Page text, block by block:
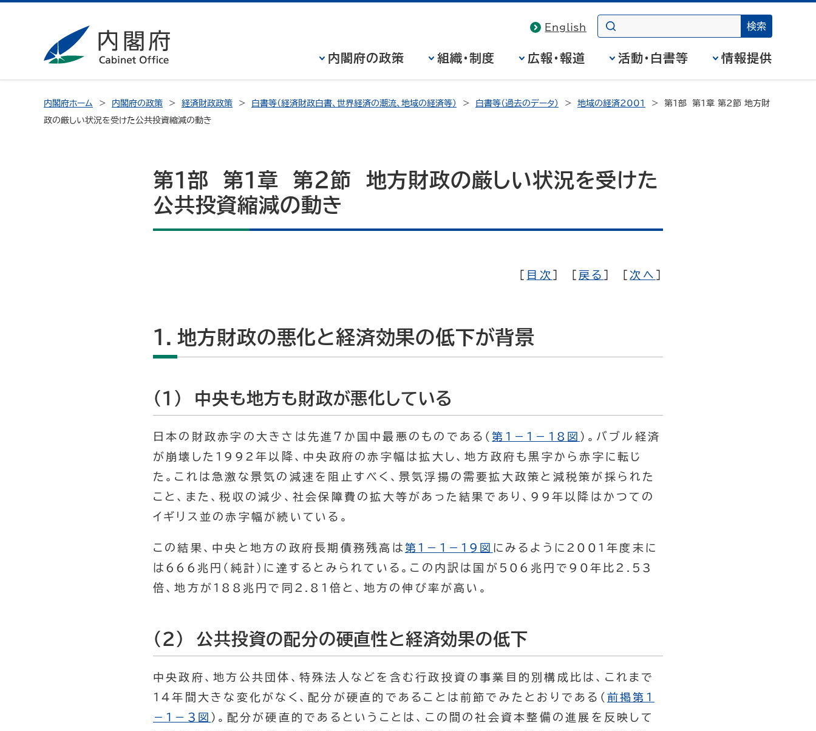
English
内閣府の政策 組織・制度 広報・報道 活動・白書等 情報提供
内閣府ホーム 内閣府の政策 経済財政政策 白書等（経済財政白書、世界経済の潮流、地域の経済等） 白書等（過去のデータ） 地域の経済2001
第１部 第１章 第２節 地方財
政の厳しい状況を受けた公共投資縮減の動き
第１部 第１章 第２節 地方財政の厳しい状況を受けた
公共投資縮減の動き
[ 目次 ] [ 戻る ] [ 次へ ]
１．地方財政の悪化と経済効果の低下が背景
(1) 中央も地方も財政が悪化している
日本の財政赤字の大きさは先進７か国中最悪のものである（第１－１－18図 ）。バブル経済
が崩壊した1992年以降、中央政府の赤字幅は拡大し、地方政府も黒字から赤字に転じ
た。これは急激な景気の減速を阻止すべく、景気浮揚の需要拡大政策と減税策が採られた
こと、また、税収の減少、社会保障費の拡大等があった結果であり、99年以降はかつての
イギリス並の赤字幅が続いている。
この結果、中央と地方の政府長期債務残高は 第１－１－19図 にみるように2001年度末に
は666兆円（純計）に達するとみられている。この内訳は国が506兆円で90年比2.53
倍、地方が188兆円で同2.81倍と、地方の伸び率が高い。
(2) 公共投資の配分の硬直性と経済効果の低下
中央政府、地方公共団体、特殊法人などを含む行政投資の事業目的別構成比は、これまで
14年間大きな変化がなく、配分が硬直的であることは前節でみたとおりである（ 前掲第１
－１－３図 ）。配分が硬直的であるということは、この間の社会資本整備の進展を反映して